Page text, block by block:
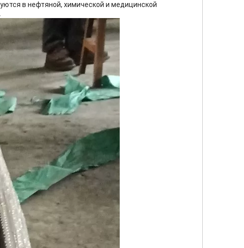
в нефтяной, химической и медицинской